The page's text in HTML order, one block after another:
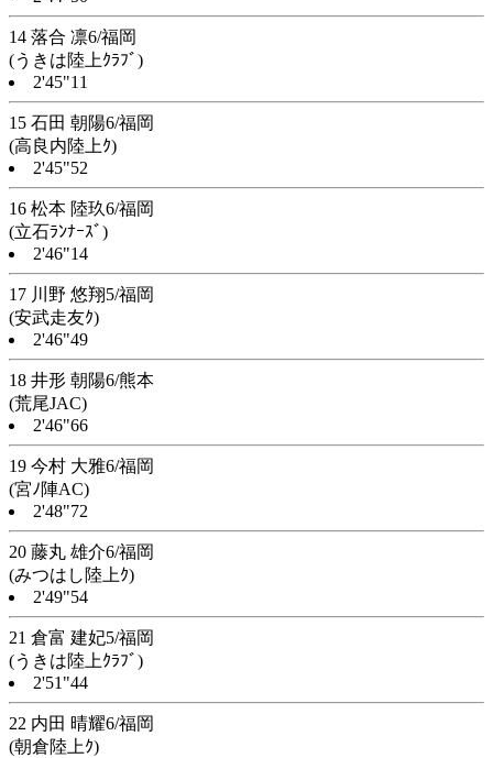
14 落合 凛6/福岡
(うきは陸上ｸﾗﾌﾞ)
2'45"11
15 石田 朝陽6/福岡
(高良内陸上ｸ)
2'45"52
16 松本 陸玖6/福岡
(立石ﾗﾝﾅｰｽﾞ)
2'46"14
17 川野 悠翔5/福岡
(安武走友ｸ)
2'46"49
18 井形 朝陽6/熊本
(荒尾JAC)
2'46"66
19 今村 大雅6/福岡
(宮ﾉ陣AC)
2'48"72
20 藤丸 雄介6/福岡
(みつはし陸上ｸ)
2'49"54
21 倉富 建妃5/福岡
(うきは陸上ｸﾗﾌﾞ)
2'51"44
22 内田 晴耀6/福岡
(朝倉陸上ｸ)